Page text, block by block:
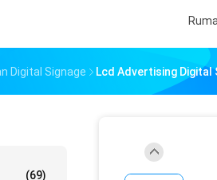
Digital Signage Lcd Advertising Digital
(69)